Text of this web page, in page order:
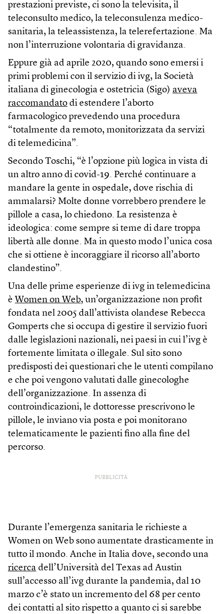
prestazioni previste, ci sono la televisita, il
teleconsulto medico, la teleconsulenza medico-
sanitaria, la teleassistenza, la telerefertazione. Ma
non l’interruzione volontaria di gravidanza.
Eppure già ad aprile 2020, quando sono emersi i
primi problemi con il servizio di ivg, la Società
italiana di ginecologia e ostetricia (Sigo) aveva
raccomandato di estendere l’aborto
farmacologico prevedendo una procedura
“totalmente da remoto, monitorizzata da servizi
di telemedicina”.
Secondo Toschi, “è l’opzione più logica in vista di
un altro anno di covid-19. Perché continuare a
mandare la gente in ospedale, dove rischia di
ammalarsi? Molte donne vorrebbero prendere le
pillole a casa, lo chiedono. La resistenza è
ideologica: come sempre si teme di dare troppa
libertà alle donne. Ma in questo modo l’unica cosa
che si ottiene è incoraggiare il ricorso all’aborto
clandestino”.
Una delle prime esperienze di ivg in telemedicina
è Women on Web, un’organizzazione non profit
fondata nel 2005 dall’attivista olandese Rebecca
Gomperts che si occupa di gestire il servizio fuori
dalle legislazioni nazionali, nei paesi in cui l’ivg è
fortemente limitata o illegale. Sul sito sono
predisposti dei questionari che le utenti compilano
e che poi vengono valutati dalle ginecologhe
dell’organizzazione. In assenza di
controindicazioni, le dottoresse prescrivono le
pillole, le inviano via posta e poi monitorano
telematicamente le pazienti fino alla fine del
percorso.
PUBBLICITÀ
Durante l’emergenza sanitaria le richieste a
Women on Web sono aumentate drasticamente in
tutto il mondo. Anche in Italia dove, secondo una
ricerca dell’Università del Texas ad Austin
sull’accesso all’ivg durante la pandemia, dal 10
marzo c’è stato un incremento del 68 per cento
dei contatti al sito rispetto a quanto ci si sarebbe